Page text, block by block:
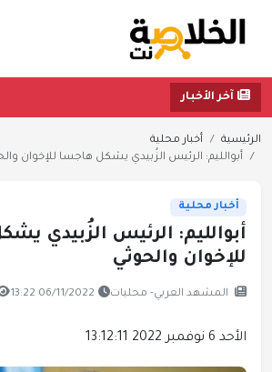
آخر الأخبار
الرئيسية
أخبار محلية
أبوالليم: الرئيس الزُبيدي يشكل هاجسا للإخوان
أخبار محلية
أبوالليم: الرئيس الزُبيدي
للإخوان والحوثي
المشهد العربي- محليات 06/11/2022 13:22
الأحد 6 نوفمبر 2022 13:12:11